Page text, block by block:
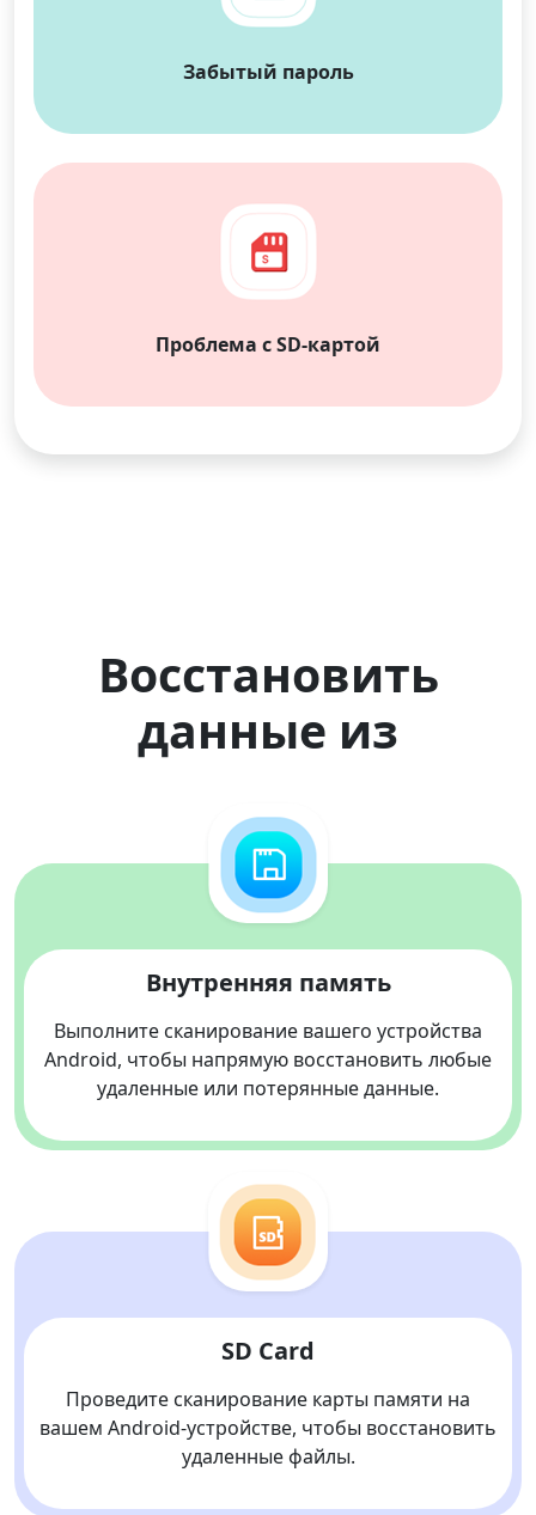
Забытый пароль
Проблема с SD-картой
Восстановить
данные из
Внутренняя память
Выполните сканирование вашего устройства
Android, чтобы напрямую восстановить любые
удаленные или потерянные данные.
SD Card
Проведите сканирование карты памяти на
вашем Android-устройстве, чтобы восстановить
удаленные файлы.